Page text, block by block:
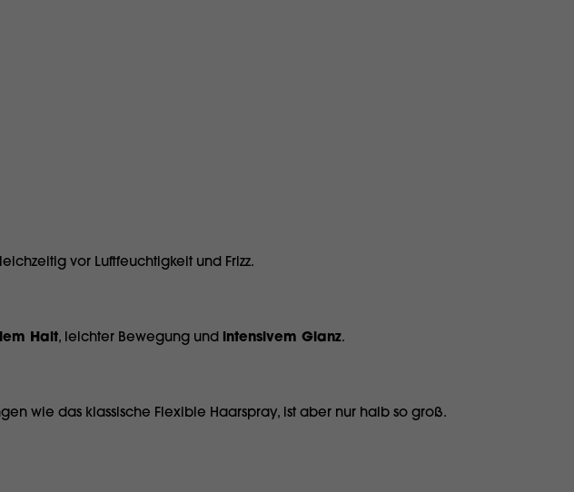
vor Luftfeuchtigkeit und Frizz.
Halt, leichter Bewegung und intensivem Glanz.
wie das klassische Flexible Haarspray, ist aber nur halb so groß.